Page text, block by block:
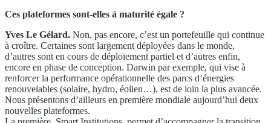
Ces plateformes sont-elles à maturité égale ?
Yves Le Gélard. Non, pas encore, c’est un portefeuille qui continue
à croître. Certaines sont largement déployées dans le monde,
d’autres sont en cours de déploiement partiel et d’autres enfin,
encore en phase de conception. Darwin par exemple, qui vise à
renforcer la performance opérationnelle des parcs d’énergies
renouvelables (solaire, hydro, éolien…), est de loin la plus avancée.
Nous présentons d’ailleurs en première mondiale aujourd’hui deux
nouvelles plateformes.